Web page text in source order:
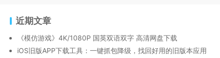
近期文章
《模仿游戏》4K/1080P 国英双语双字 高清网盘下载
iOS旧版APP下载工具：一键抓包降级，找回好用的旧版本应用